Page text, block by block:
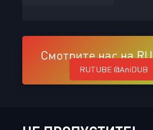
Смотрите нас на
RUTUBE @AniDUB